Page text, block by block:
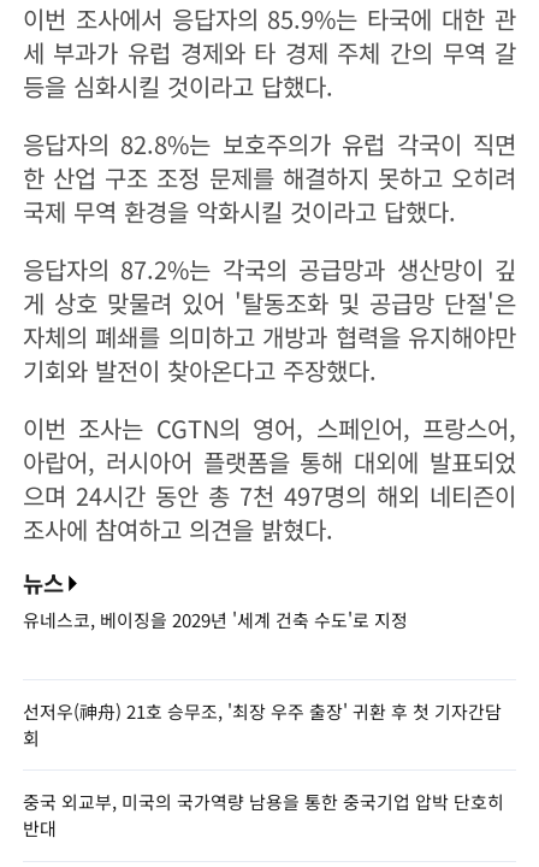
이번 조사에서 응답자의 85.9%는 타국에 대한 관
세 부과가 유럽 경제와 타 경제 주체 간의 무역 갈
등을 심화시킬 것이라고 답했다.
응답자의 82.8%는 보호주의가 유럽 각국이 직면
한 산업 구조 조정 문제를 해결하지 못하고 오히려
국제 무역 환경을 악화시킬 것이라고 답했다.
응답자의 87.2%는 각국의 공급망과 생산망이 깊
게 상호 맞물려 있어 '탈동조화 및 공급망 단절'은
자체의 폐쇄를 의미하고 개방과 협력을 유지해야만
기회와 발전이 찾아온다고 주장했다.
이번 조사는 CGTN의 영어, 스페인어, 프랑스어,
아랍어, 러시아어 플랫폼을 통해 대외에 발표되었
으며 24시간 동안 총 7천 497명의 해외 네티즌이
조사에 참여하고 의견을 밝혔다.
뉴스
유네스코, 베이징을 2029년 '세계 건축 수도'로 지정
선저우(神舟) 21호 승무조, '최장 우주 출장' 귀환 후 첫 기자간담
회
중국 외교부, 미국의 국가역량 남용을 통한 중국기업 압박 단호히
반대